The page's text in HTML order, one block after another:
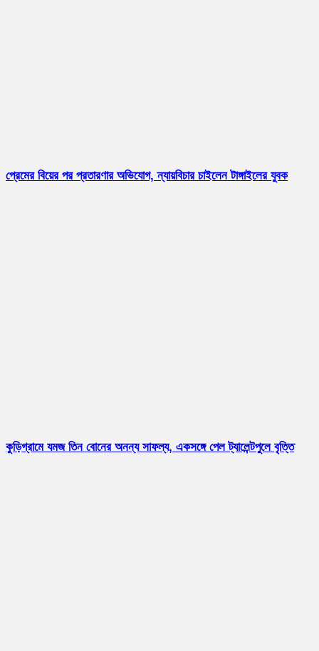
প্রেমের বিয়ের পর প্রতারণার অভিযোগ, ন্যায়বিচার চাইলেন টাঙ্গাইলের যুবক
কুড়িগ্রামে যমজ তিন বোনের অনন্য সাফল্য, একসঙ্গে পেল ট্যালেন্টপুলে বৃত্তি